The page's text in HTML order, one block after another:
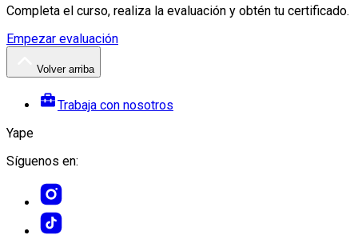
Completa el curso, realiza la evaluación y obtén tu certificado.
Empezar evaluación
Volver arriba
Trabaja con nosotros
Yape
Síguenos en: